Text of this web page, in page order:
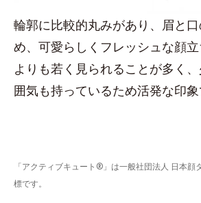
輪郭に比較的丸みがあり、眉と
め、可愛らしくフレッシュな顔
よりも若く見られることが多く
囲気も持っているため活発な印象
「アクティブキュート®」は一般社団法人 日本顔
標です。